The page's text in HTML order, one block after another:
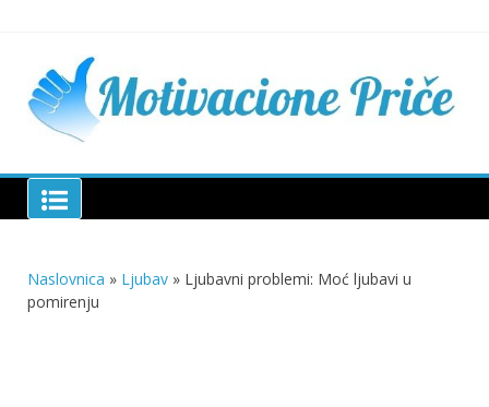
Motivacione Priče
Naslovnica » Ljubav » Ljubavni problemi: Moć ljubavi u
pomirenju